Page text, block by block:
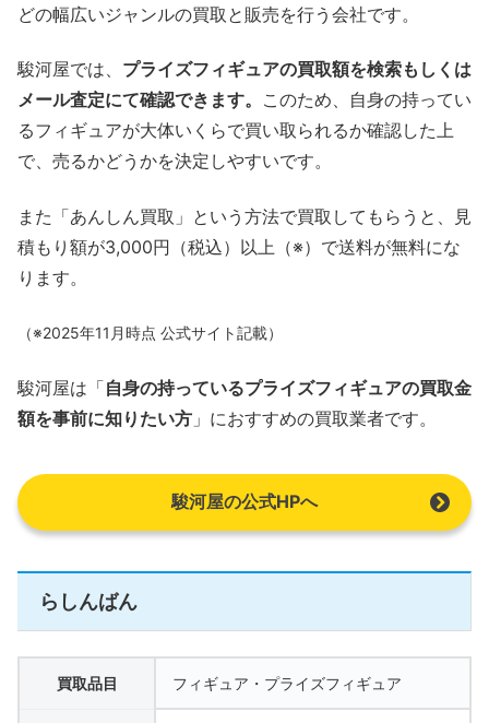
どの幅広いジャンルの買取と販売を行う会社です。
駿河屋では、 プライズフィギュアの買取額を検索もしくは
メール査定にて確認できます。 このため、自身の持ってい
るフィギュアが大体いくらで買い取られるか確認した上
で、売るかどうかを決定しやすいです。
また「あんしん買取」という方法で買取してもらうと、見
積もり額が3,000円（税込）以上（※）で送料が無料にな
ります。
（※2025年11月時点 公式サイト記載）
駿河屋は「自身の持っているプライズフィギュアの買取金
額を事前に知りたい方 」におすすめの買取業者です。
駿河屋の公式HPへ
らしんばん
買取品目 フィギュア・プライズフィギュア